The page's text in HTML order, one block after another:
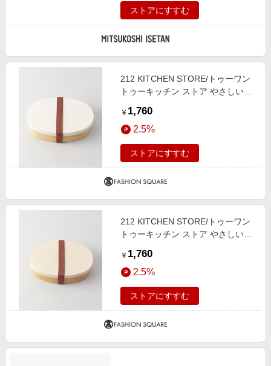
ストアにすすむ
212 KITCHEN STORE/トゥーワン
トゥーキッチン ストア やさしい彩
00(FREE)
￥ 1,760
2.5%
ストアにすすむ
212 KITCHEN STORE/トゥーワン
トゥーキッチン ストア やさしい彩
00(FREE)
￥ 1,760
2.5%
ストアにすすむ